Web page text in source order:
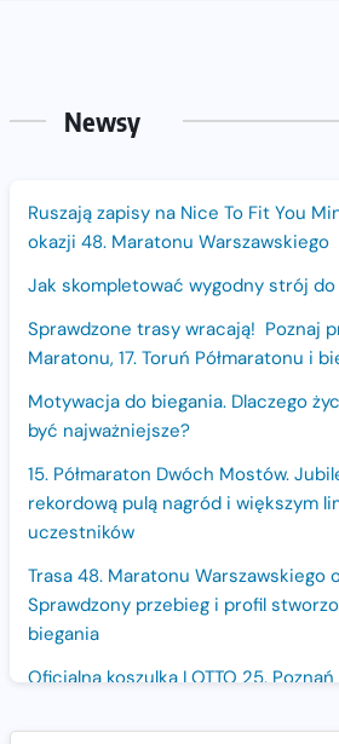
Newsy
Ruszają zapisy na Nice To Fit You
okazji 48. Maratonu Warszawskiego
Jak skompletować wygodny strój
Sprawdzone trasy wracają! Poznaj
Maratonu, 17. Toruń Półmaratonu i
Motywacja do biegania. Dlaczego
być najważniejsze?
15. Półmaraton Dwóch Mostów.
rekordową pulą nagród i większym
uczestników
Trasa 48. Maratonu Warszawskiego
Sprawdzony przebieg i profil
biegania
Oficjalna koszulka LOTTO 25.